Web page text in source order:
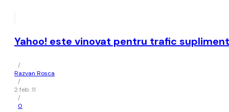
Yahoo! este vinovat pentru trafic
/
Razvan Rosca
/
2 feb. 11
/
0